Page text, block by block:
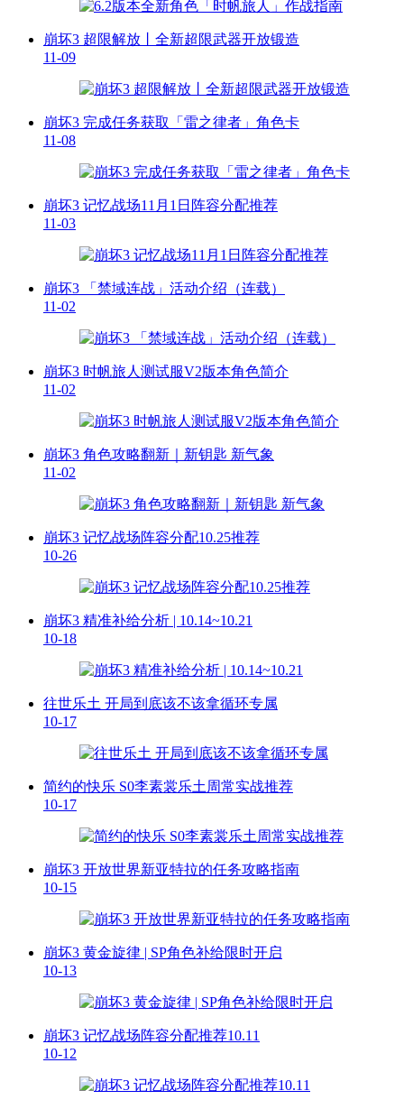
崩坏3 超限解放丨全新超限武器开放锻造
11-09
崩坏3 完成任务获取「雷之律者」角色卡
11-08
崩坏3 记忆战场11月1日阵容分配推荐
11-03
崩坏3 「禁域连战」活动介绍（连载）
11-02
崩坏3 时帆旅人测试服V2版本角色简介
11-02
崩坏3 角色攻略翻新｜新钥匙 新气象
11-02
崩坏3 记忆战场阵容分配10.25推荐
10-26
崩坏3 精准补给分析 | 10.14~10.21
10-18
往世乐土 开局到底该不该拿循环专属
10-17
简约的快乐 S0李素裳乐土周常实战推荐
10-17
崩坏3 开放世界新亚特拉的任务攻略指南
10-15
崩坏3 黄金旋律 | SP角色补给限时开启
10-13
崩坏3 记忆战场阵容分配推荐10.11
10-12